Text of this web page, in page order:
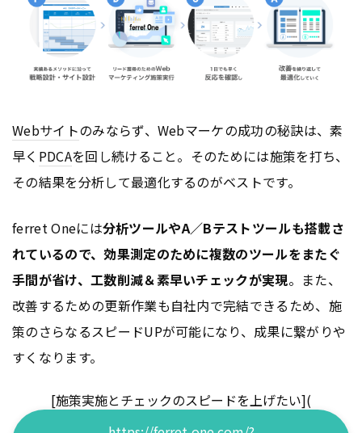
Webサイトのみならず、Webマーケの成功の秘訣は、素
早く PDCAを回し続けること。そのためには施策を打ち、
その結果を分析して最適化するのがベストです。
ferret Oneには分析ツールやA／Bテストツールも搭載さ
れているので、効果測定のために複数のツールをまたぐ
手間が省け、工数削減＆素早いチェックが実現。また、
改善するための更新作業も自社内で完結できるため、施
策のさらなるスピードUPが可能になり、成果に繋がりや
すくなります。
[施策実施とチェックのスピードを上げたい](